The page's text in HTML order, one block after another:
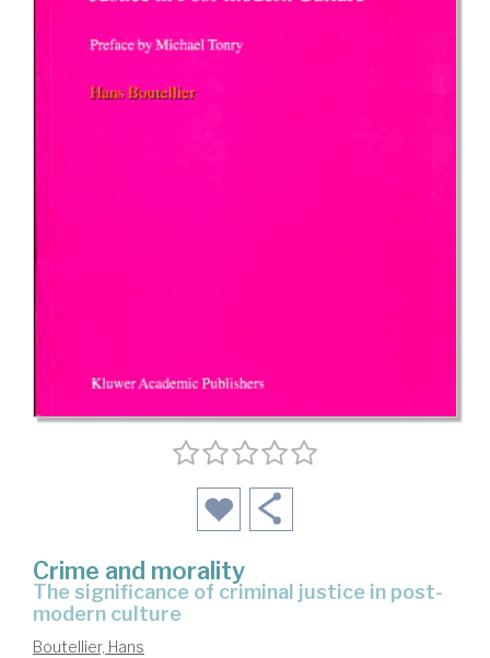
Crime and morality
The significance of criminal justice in post-
modern culture
Boutellier, Hans